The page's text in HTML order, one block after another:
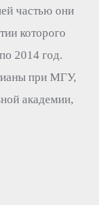
частью они
которого
2014 год.
при МГУ,
академии,